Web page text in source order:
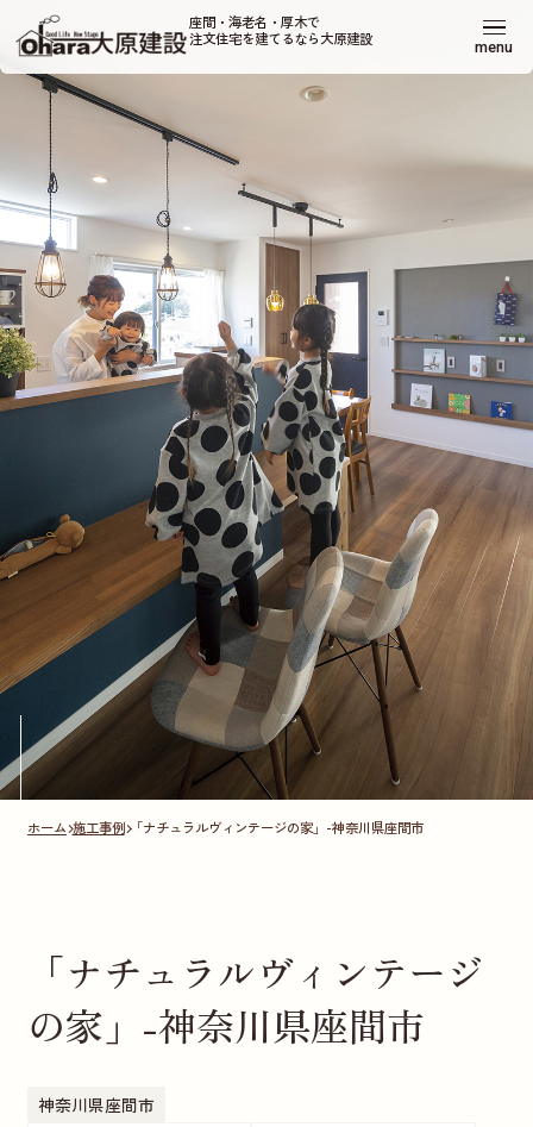
座間・海老名・厚木で
注文住宅を建てるなら大原建設
menu
ホーム 施工事例 「ナチュラルヴィンテージの家」-神奈川県座間市
「ナチュラルヴィンテージ
の家」-神奈川県座間市
神奈川県座間市